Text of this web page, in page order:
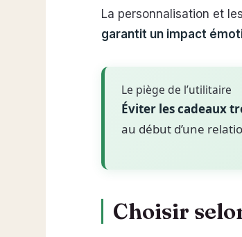
La personnalisation et
garantit un impact
Le piège de l’utilitaire
Éviter les cadeaux
au début d’une
Choisir